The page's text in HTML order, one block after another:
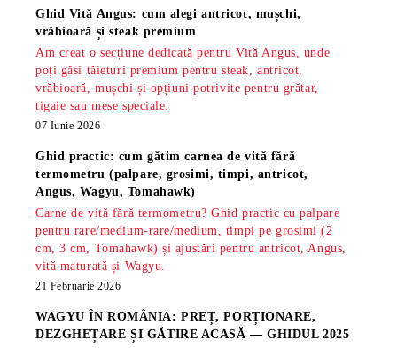
Ghid Vită Angus: cum alegi antricot, mușchi,
vrăbioară și steak premium
Am creat o secțiune dedicată pentru Vită Angus, unde
poți găsi tăieturi premium pentru steak, antricot,
vrăbioară, mușchi și opțiuni potrivite pentru grătar,
tigaie sau mese speciale.
07 Iunie 2026
Ghid practic: cum gătim carnea de vită fără
termometru (palpare, grosimi, timpi, antricot,
Angus, Wagyu, Tomahawk)
Carne de vită fără termometru? Ghid practic cu palpare
pentru rare/medium-rare/medium, timpi pe grosimi (2
cm, 3 cm, Tomahawk) și ajustări pentru antricot, Angus,
vită maturată și Wagyu.
21 Februarie 2026
WAGYU ÎN ROMÂNIA: PREȚ, PORȚIONARE,
DEZGHEȚARE ȘI GĂTIRE ACASĂ — GHIDUL 2025